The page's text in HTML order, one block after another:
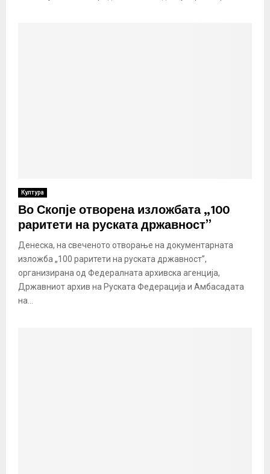
Култура
Во Скопје отворена изложбата „100
раритети на руската државност”
Денеска, на свеченото отворање на документарната
изложба „100 раритети на руската државност”,
организирана од Федералната архивска агенција,
Државниот архив на Руската Федерација и Амбасадата
на...